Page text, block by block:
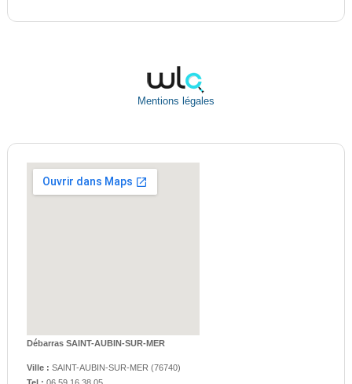
Mentions légales
Débarras SAINT-AUBIN-SUR-MER
Ville : SAINT-AUBIN-SUR-MER (76740)